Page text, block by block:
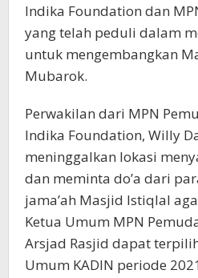
Indika Foundation dan
yang telah peduli dalam
untuk mengembangkan
Mubarok.
Perwakilan dari MPN
Indika Foundation, Willy
meninggalkan lokasi
dan meminta do’a dari
jama’ah Masjid Istiqlal
Ketua Umum MPN
Arsjad Rasjid dapat
Umum KADIN periode